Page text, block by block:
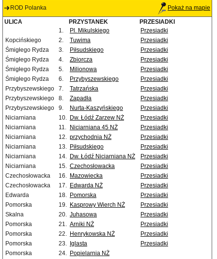
ROD Polanka Pokaż na mapie
ULICA PRZYSTANEK
PRZESIADKI
1.
Pl. Mikulskiego
Przesiadki
Kopcińskiego
2. Tuwima
Przesiadki
Śmigłego Rydza
3. Piłsudskiego
Przesiadki
Śmigłego Rydza
4. Zbiorcza
Przesiadki
Śmigłego Rydza
5. Milionowa
Przesiadki
Śmigłego Rydza
6. Przybyszewskiego
Przesiadki
Przybyszewskiego
7. Tatrzańska
Przesiadki
Przybyszewskiego
8. Zapadła
Przesiadki
Przybyszewskiego
9. Nurta-Kaszyńskiego
Przesiadki
Niciarniana
10. Dw. Łódź Zarzew NŻ
Przesiadki
Niciarniana
11. Niciarniana 45 NŻ
Przesiadki
Niciarniana
12. przychodnia NŻ
Przesiadki
Niciarniana
13. Piłsudskiego
Przesiadki
Niciarniana
14. Dw. Łódź Niciarniana NŻ
Przesiadki
Niciarniana
15. Czechosłowacka
Przesiadki
Czechosłowacka
16. Mazowiecka
Przesiadki
Czechosłowacka
17. Edwarda NŻ
Przesiadki
Edwarda
18. Pomorska
Przesiadki
Pomorska
19. Kasprowy Wierch NŻ
Przesiadki
Skalna
20. Juhasowa
Przesiadki
Pomorska
21. Arniki NŻ
Przesiadki
Pomorska
22. Henrykowska NŻ
Przesiadki
Pomorska
23. Iglasta
Przesiadki
Pomorska
24. Popielarnia NŻ